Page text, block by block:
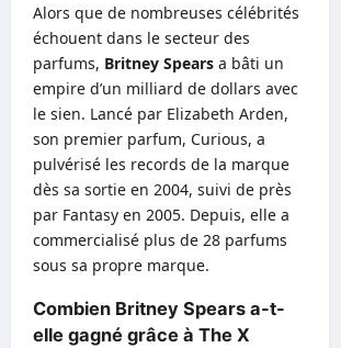
Alors que de nombreuses célébrités
échouent dans le secteur des
parfums, Britney Spears a bâti un
empire d’un milliard de dollars avec
le sien. Lancé par Elizabeth Arden,
son premier parfum, Curious, a
pulvérisé les records de la marque
dès sa sortie en 2004, suivi de près
par Fantasy en 2005. Depuis, elle a
commercialisé plus de 28 parfums
sous sa propre marque.
Combien Britney Spears a-t-
elle gagné grâce à The X